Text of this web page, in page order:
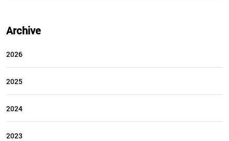
Archive
2026
2025
2024
2023